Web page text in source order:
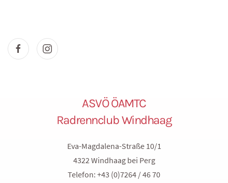
ASVÖ ÖAMTC
Radrennclub Windhaag
Eva-Magdalena-Straße 10/1
4322 Windhaag bei Perg
Telefon: +43 (0)7264 / 46 70